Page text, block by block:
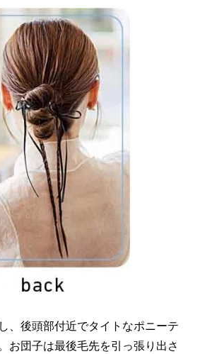
、後頭部付近でタイトなポニーテ
お団子は最後毛先を引っ張り出さ